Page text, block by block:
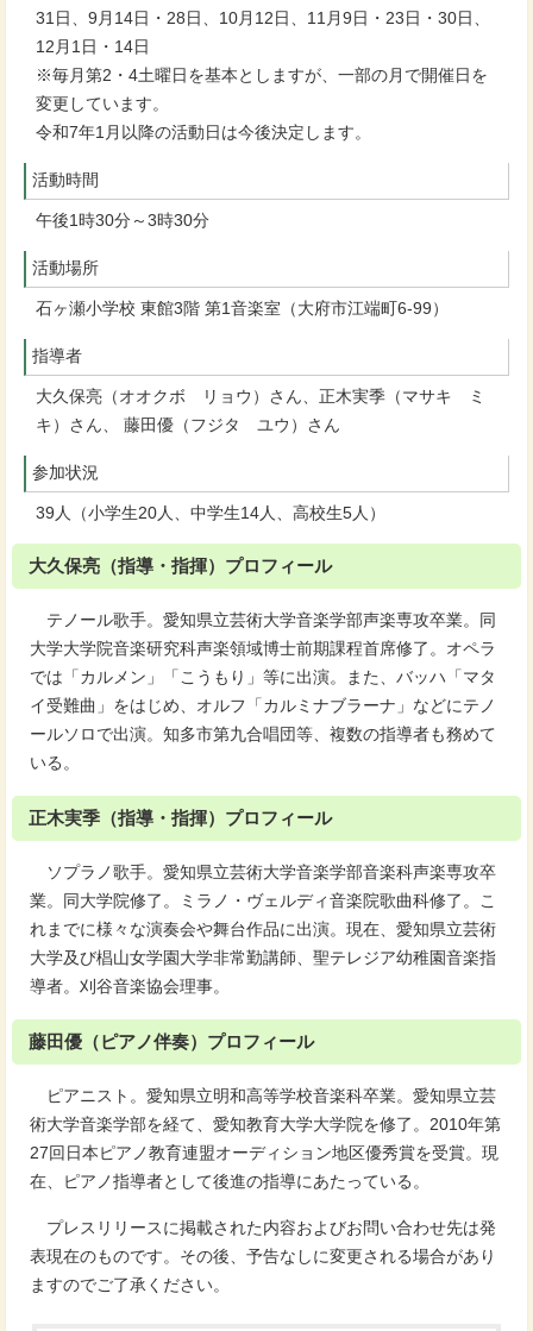
31日、9月14日・28日、10月12日、11月9日・23日・30日、
12月1日・14日
※毎月第2・4土曜日を基本としますが、一部の月で開催日を
変更しています。
令和7年1月以降の活動日は今後決定します。
活動時間
午後1時30分～3時30分
活動場所
石ヶ瀬小学校 東館3階 第1音楽室（大府市江端町6-99）
指導者
大久保亮（オオクボ リョウ）さん、正木実季（マサキ ミ
キ）さん、 藤田優（フジタ ユウ）さん
参加状況
39人（小学生20人、中学生14人、高校生5人）
大久保亮（指導・指揮）プロフィール
テノール歌手。愛知県立芸術大学音楽学部声楽専攻卒業。同
大学大学院音楽研究科声楽領域博士前期課程首席修了。オペラ
では「カルメン」「こうもり」等に出演。また、バッハ「マタ
イ受難曲」をはじめ、オルフ「カルミナブラーナ」などにテノ
ールソロで出演。知多市第九合唱団等、複数の指導者も務めて
いる。
正木実季（指導・指揮）プロフィール
ソプラノ歌手。愛知県立芸術大学音楽学部音楽科声楽専攻卒
業。同大学院修了。ミラノ・ヴェルディ音楽院歌曲科修了。こ
れまでに様々な演奏会や舞台作品に出演。現在、愛知県立芸術
大学及び椙山女学園大学非常勤講師、聖テレジア幼稚園音楽指
導者。刈谷音楽協会理事。
藤田優（ピアノ伴奏）プロフィール
ピアニスト。愛知県立明和高等学校音楽科卒業。愛知県立芸
術大学音楽学部を経て、愛知教育大学大学院を修了。2010年第
27回日本ピアノ教育連盟オーディション地区優秀賞を受賞。現
在、ピアノ指導者として後進の指導にあたっている。
プレスリリースに掲載された内容およびお問い合わせ先は発
表現在のものです。その後、予告なしに変更される場合があり
ますのでご了承ください。